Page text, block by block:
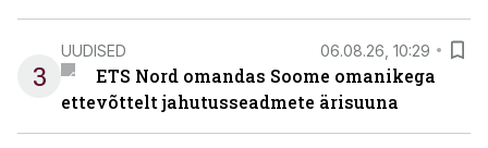
3
UUDISED 06.08.26, 10:29
ETS Nord omandas Soome omanikega
ettevõttelt jahutusseadmete ärisuuna